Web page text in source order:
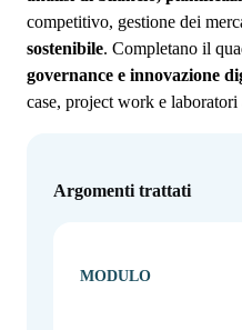
competitivo, gestione dei
sostenibile. Completano il
governance e innovazione
case, project work e
Argomenti trattati
MODULO